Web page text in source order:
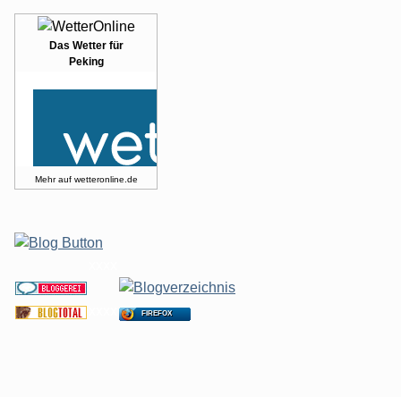
Das Wetter für
Peking
Mehr auf wetteronline.de
FIREFOX